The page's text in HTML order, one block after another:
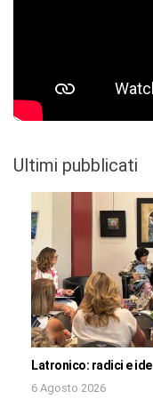
Ultimi pubblicati
Latronico: radici e
6 Agosto 2026